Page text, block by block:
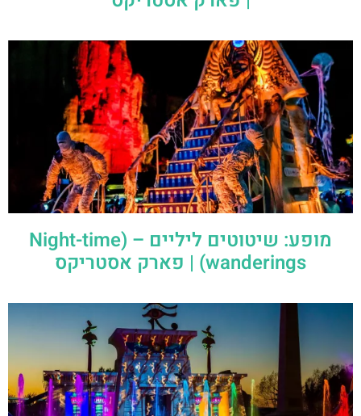
מופע: שיטוטים ליליים – (Night-time
wanderings) | פארק אסטריקס